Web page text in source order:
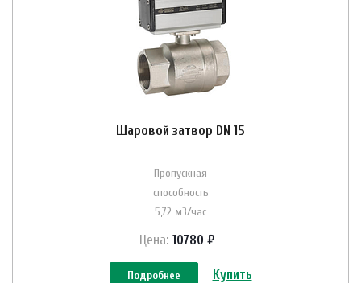
Шаровой затвор DN 15
Пропускная
способность
5,72 м3/час
Цена: 10780 ₽
Подробнее Купить